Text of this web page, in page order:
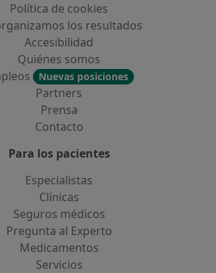
Política de cookies
los resultados
Accesibilidad
Quiénes somos
Nuevas posiciones
Partners
Prensa
Contacto
Para los pacientes
Especialistas
Clínicas
Seguros médicos
Pregunta al Experto
Medicamentos
Servicios